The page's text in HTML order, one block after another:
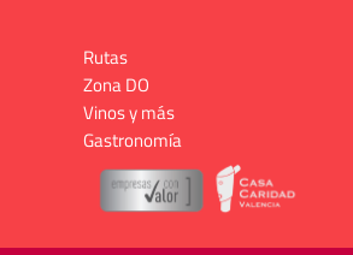
Rutas
Zona DO
Vinos y más
Gastronomía